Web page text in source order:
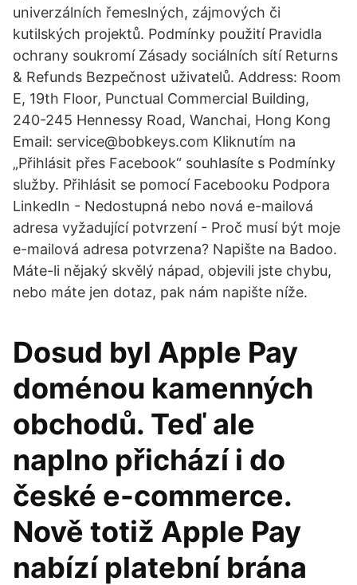
univerzálních řemeslných, zájmových či
kutilských projektů. Podmínky použití Pravidla
ochrany soukromí Zásady sociálních sítí Returns
& Refunds Bezpečnost uživatelů. Address: Room
E, 19th Floor, Punctual Commercial Building,
240-245 Hennessy Road, Wanchai, Hong Kong
Email: service@bobkeys.com Kliknutím na
„Přihlásit přes Facebook“ souhlasíte s Podmínky
služby. Přihlásit se pomocí Facebooku Podpora
LinkedIn - Nedostupná nebo nová e-mailová
adresa vyžadující potvrzení - Proč musí být moje
e-mailová adresa potvrzena? Napište na Badoo.
Máte-li nějaký skvělý nápad, objevili jste chybu,
nebo máte jen dotaz, pak nám napište níže.
Dosud byl Apple Pay
doménou kamenných
obchodů. Teď ale
naplno přichází i do
české e-commerce.
Nově totiž Apple Pay
nabízí platební brána